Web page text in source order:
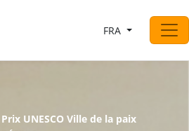
FRA
UNESCO Ville de la paix